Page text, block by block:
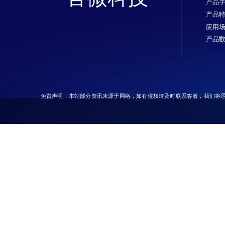
免责声明：本站部分资讯来源于网络，如有侵权请及时联系客服，我们将
产品
应用
产品
产品